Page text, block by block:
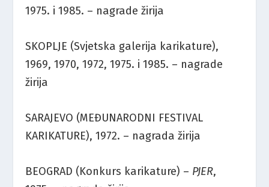
1975. i 1985. – nagrade žirija
SKOPLJE (Svjetska galerija karikature),
1969, 1970, 1972, 1975. i 1985. – nagrade
žirija
SARAJEVO (MEĐUNARODNI FESTIVAL
KARIKATURE), 1972. – nagrada žirija
BEOGRAD (Konkurs karikature) – PJER,